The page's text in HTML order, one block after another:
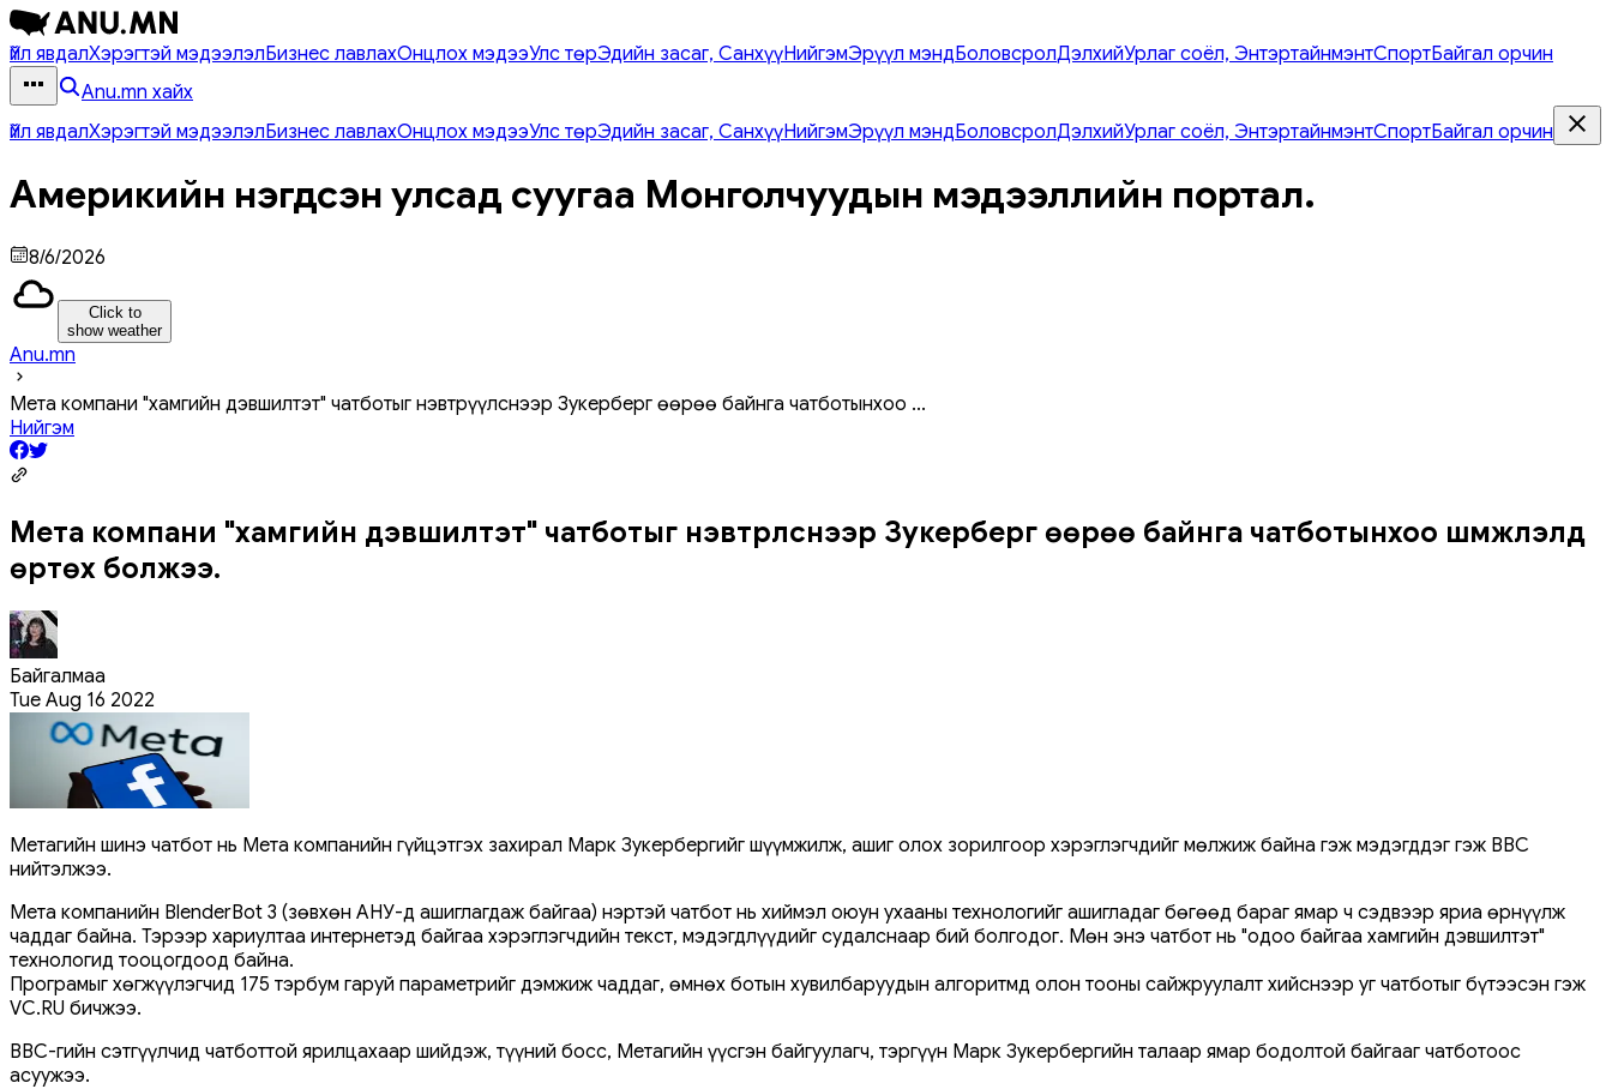
Үйл явдалХэрэгтэй мэдээлэлБизнес лавлахОнцлох мэдээУлс төрЭдийн засаг, СанхүүНийгэмЭрүүл мэндБоловсролДэлхийУрлаг соёл, ЭнтэртайнмэнтСпортБайгал орчин
Anu.mn хайх
Үйл явдалХэрэгтэй мэдээлэлБизнес лавлахОнцлох мэдээУлс төрЭдийн засаг, СанхүүНийгэмЭрүүл мэндБоловсролДэлхийУрлаг соёл, ЭнтэртайнмэнтСпортБайгал орчин
Америкийн нэгдсэн улсад суугаа Монголчуудын мэдээллийн портал.
8/6/2026
Click to
show weather
Anu.mn
Мета компани "хамгийн дэвшилтэт" чатботыг нэвтрүүлснээр Зукерберг өөрөө байнга чатботынхоо ...
Нийгэм
Мета компани "хамгийн дэвшилтэт" чатботыг нэвтрүүлснээр Зукерберг өөрөө байнга чатботынхоо шүүмжлэлд
өртөх болжээ.
Байгалмаа
Tue Aug 16 2022
Метагийн шинэ чатбот нь Мета компанийн гүйцэтгэх захирал Марк Зукербергийг шүүмжилж, ашиг олох зорилгоор хэрэглэгчдийг мөлжиж байна гэж мэдэгддэг гэж BBC
нийтэлжээ.
Мета компанийн BlenderBot 3 (зөвхөн АНУ-д ашиглагдаж байгаа) нэртэй чатбот нь хиймэл оюун ухааны технологийг ашигладаг бөгөөд бараг ямар ч сэдвээр яриа өрнүүлж
чаддаг байна. Тэрээр хариултаа интернетэд байгаа хэрэглэгчдийн текст, мэдэгдлүүдийг судалснаар бий болгодог. Мөн энэ чатбот нь "одоо байгаа хамгийн дэвшилтэт"
технологид тооцогдоод байна.
Програмыг хөгжүүлэгчид 175 тэрбум гаруй параметрийг дэмжиж чаддаг, өмнөх ботын хувилбаруудын алгоритмд олон тооны сайжруулалт хийснээр уг чатботыг бүтээсэн гэж
VC.RU бичжээ.
BBC-гийн сэтгүүлчид чатботтой ярилцахаар шийдэж, түүний босс, Метагийн үүсгэн байгуулагч, тэргүүн Марк Зукербергийн талаар ямар бодолтой байгааг чатботоос
асуужээ.